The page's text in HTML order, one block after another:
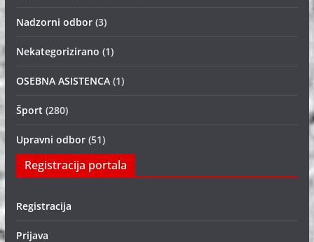
Nadzorni odbor(3)
Nekategorizirano (1)
OSEBNA ASISTENCA(1)
Šport (280)
Upravni odbor(51)
Registracija portala
Registracija
Prijava